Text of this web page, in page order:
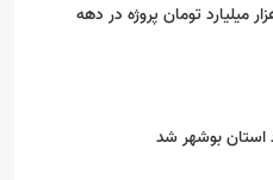
بوشهر: ۲۶۰ هزار میلیارد تومان پروژه در دهه
استان بوشهر شد